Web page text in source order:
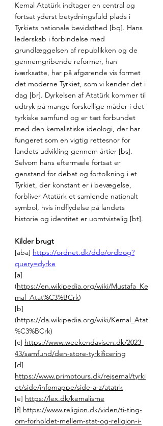
Kemal Atatürk indtager en central og
fortsat yderst betydningsfuld plads i
Tyrkiets nationale bevidsthed [bq]. Hans
lederskab i forbindelse med
grundlæggelsen af republikken og de
gennemgribende reformer, han
iværksatte, har på afgørende vis formet
det moderne Tyrkiet, som vi kender det i
dag [br]. Dyrkelsen af Atatürk kommer til
udtryk på mange forskellige måder i det
tyrkiske samfund og er tæt forbundet
med den kemalistiske ideologi, der har
fungeret som en vigtig rettesnor for
landets udvikling gennem årtier [bs].
Selvom hans eftermæle fortsat er
genstand for debat og fortolkning i et
Tyrkiet, der konstant er i bevægelse,
forbliver Atatürk et samlende nationalt
symbol, hvis indflydelse på landets
historie og identitet er uomtvistelig [bt].
Kilder brugt
[aba] https://ordnet.dk/ddo/ordbog?
query=dyrke
[a]
(https://en.wikipedia.org/wiki/Mustafa_Ke
mal_Atat%C3%BCrk)
[b]
(https://da.wikipedia.org/wiki/Kemal_Atat
%C3%BCrk)
[c] https://www.weekendavisen.dk/2023-
43/samfund/den-store-tyrkificering
[d]
https://www.primotours.dk/rejsemal/tyrki
et/side/infomappe/side-a-z/atatrk
[e] https://lex.dk/kemalisme
[f] https://www.religion.dk/viden/ti-ting-
om-forholdet-mellem-stat-og-religion-i-